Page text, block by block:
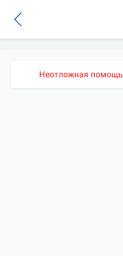
Неотложная помощь